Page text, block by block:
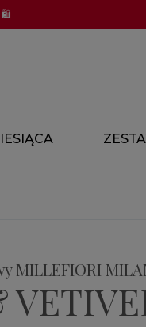
🛍️
MILLEFIORI